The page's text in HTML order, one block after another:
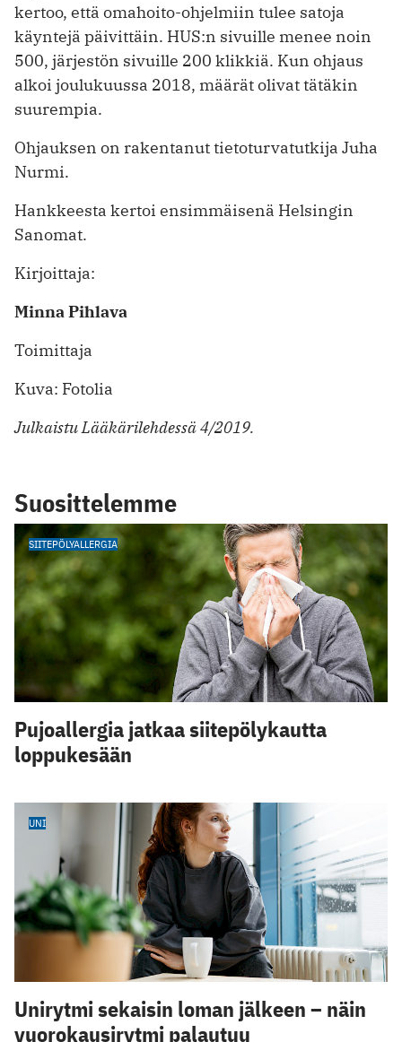
kertoo, että omahoito-ohjelmiin tulee satoja
käyntejä päivittäin. HUS:n sivuille menee noin
500, järjestön sivuille 200 klikkiä. Kun ohjaus
alkoi joulukuussa 2018, määrät olivat tätäkin
suurempia.
Ohjauksen on rakentanut tietoturvatutkija Juha
Nurmi.
Hankkeesta kertoi ensimmäisenä Helsingin
Sanomat.
Kirjoittaja:
Minna Pihlava
Toimittaja
Kuva: Fotolia
Julkaistu Lääkärilehdessä 4/2019.
Suosittelemme
SIITEPÖLYALLERGIA
Pujoallergia jatkaa siitepölykautta
loppukesään
UNI
Unirytmi sekaisin loman jälkeen – näin
vuorokausirytmi palautuu